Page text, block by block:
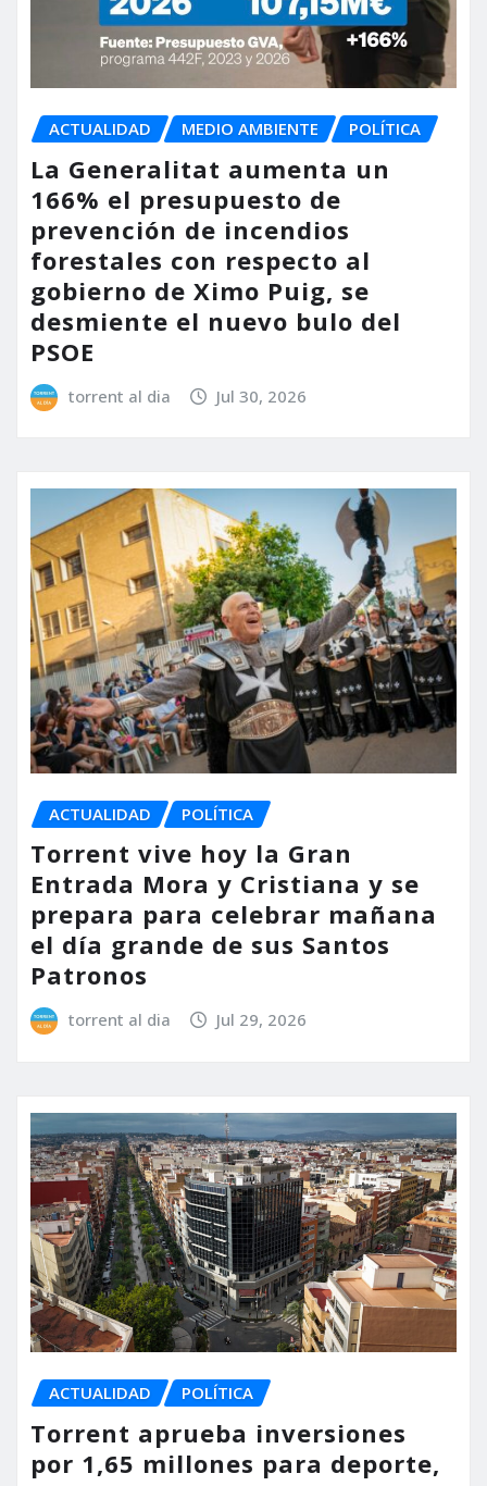
ACTUALIDAD MEDIO AMBIENTE POLÍTICA
La Generalitat aumenta un
166% el presupuesto de
prevención de incendios
forestales con respecto al
gobierno de Ximo Puig, se
desmiente el nuevo bulo del
PSOE
torrent al dia Jul 30, 2026
ACTUALIDAD POLÍTICA
Torrent vive hoy la Gran
Entrada Mora y Cristiana y se
prepara para celebrar mañana
el día grande de sus Santos
Patronos
torrent al dia Jul 29, 2026
ACTUALIDAD POLÍTICA
Torrent aprueba inversiones
por 1,65 millones para deporte,